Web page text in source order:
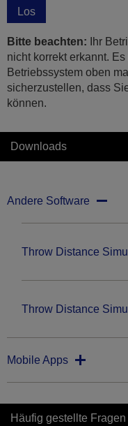
Los
Bitte beachten: Ihr
nicht korrekt erkannt.
Betriebssystem oben
sicherzustellen, dass
können.
Downloads
Andere Software
Throw Distance
Throw Distance
Mobile Apps
Häufig gestellte Fragen